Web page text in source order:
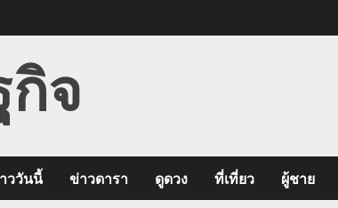
จ
ววันนี้ ข่าวดารา ดูดวง ที่เที่ยว ผู้ชาย